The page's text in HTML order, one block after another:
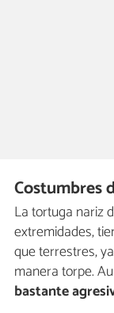
Costumbres
La tortuga nariz
extremidades,
que terrestres,
manera torpe.
bastante